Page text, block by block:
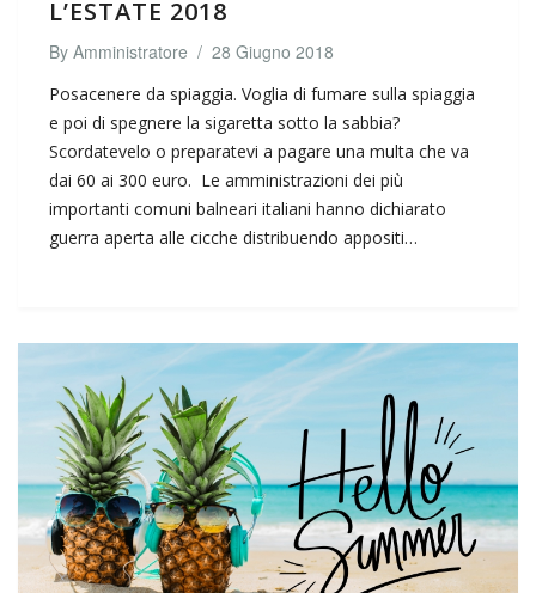
L’ESTATE 2018
By Amministratore / 28 Giugno 2018
Posacenere da spiaggia. Voglia di fumare sulla spiaggia
e poi di spegnere la sigaretta sotto la sabbia?
Scordatevelo o preparatevi a pagare una multa che va
dai 60 ai 300 euro. Le amministrazioni dei più
importanti comuni balneari italiani hanno dichiarato
guerra aperta alle cicche distribuendo appositi…